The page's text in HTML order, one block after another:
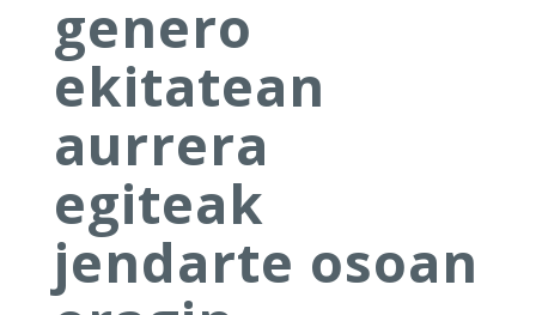
genero
ekitatean
aurrera
egiteak
jendarte osoan